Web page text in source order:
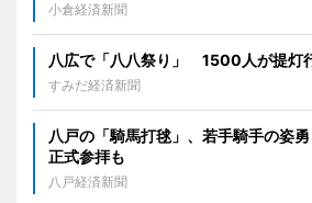
小倉経済新聞
八広で「八八祭り」 1500人が提灯
すみだ経済新聞
八戸の「騎馬打毬」、若手騎手の姿
正式参拝も
八戸経済新聞